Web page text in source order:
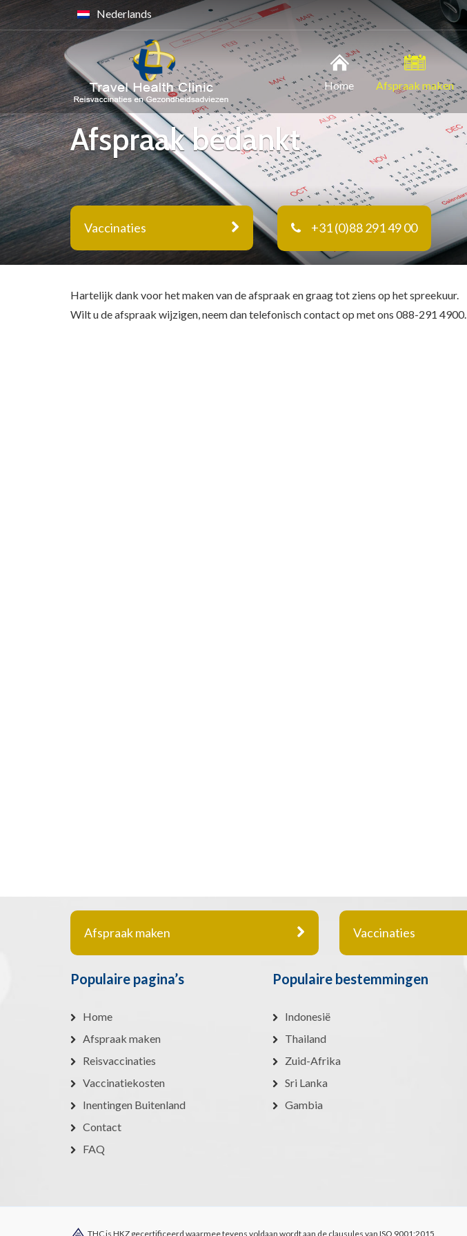
Nederlands
Home Afspraak maken
Afspraak bedankt
Vaccinaties +31 (0)88 291 49 00
Hartelijk dank voor het maken van de afspraak en graag tot ziens op het spreekuur.
Wilt u de afspraak wijzigen, neem dan telefonisch contact op met ons 088-291 4900.
Afspraak maken Vaccinaties
Populaire pagina’s
Home
Afspraak maken
Reisvaccinaties
Vaccinatiekosten
Inentingen Buitenland
Contact
FAQ
Populaire bestemmingen
Indonesië
Thailand
Zuid-Afrika
Sri Lanka
Gambia
THC is HKZ gecertificeerd waarmee tevens voldaan wordt aan de clausules van ISO 9001:2015